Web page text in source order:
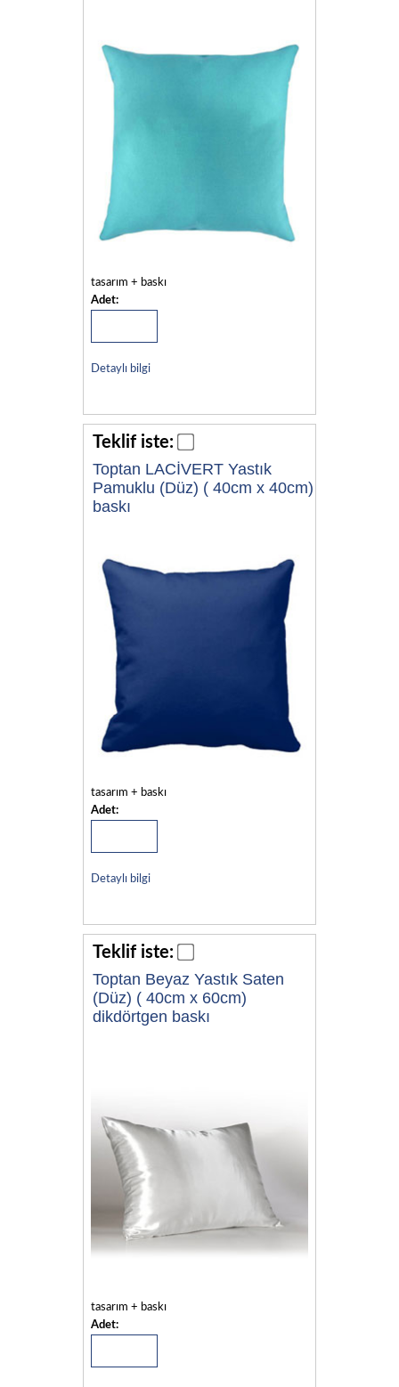
tasarım + baskı
Adet:
Detaylı bilgi
Teklif iste:
Toptan LACİVERT Yastık
Pamuklu (Düz) ( 40cm x 40cm)
baskı
tasarım + baskı
Adet:
Detaylı bilgi
Teklif iste:
Toptan Beyaz Yastık Saten
(Düz) ( 40cm x 60cm)
dikdörtgen baskı
tasarım + baskı
Adet: